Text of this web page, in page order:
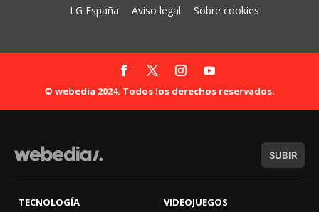
LG España Aviso legal Sobre cookies
© webedia 2024. Todos los derechos reservados.
SUBIR
TECNOLOGÍA
VIDEOJUEGOS